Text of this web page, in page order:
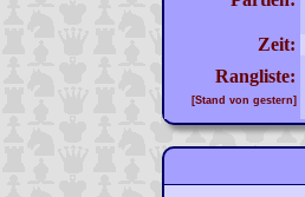
Zeit:
Rangliste:
[Stand von gestern]